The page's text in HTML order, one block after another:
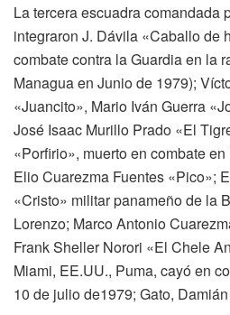
La tercera escuadra comandada
integraron J. Dávila «Caballo de
combate contra la Guardia en la
Managua en Junio de 1979);
«Juancito», Mario Iván Guerra
José Isaac Murillo Prado «El
«Porfirio», muerto en combate
Elio Cuarezma Fuentes «Pico»;
«Cristo» militar panameño de la
Lorenzo; Marco Antonio
Frank Sheller Norori «El Chele
Miami, EE.UU., Puma, cayó en
10 de julio de1979; Gato,